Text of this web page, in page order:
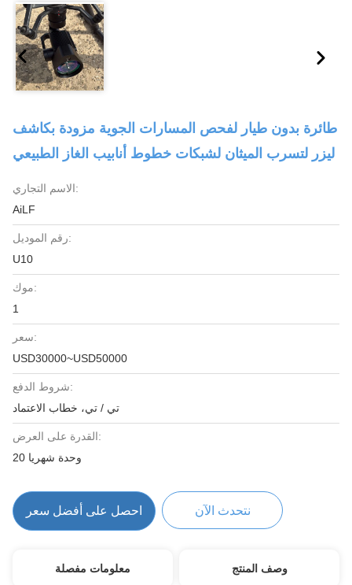
طائرة بدون طيار لفحص المسارات الجوية مزودة بكاشف
ليزر لتسرب الميثان لشبكات خطوط أنابيب الغاز الطبيعي
الاسم التجاري:
AiLF
رقم الموديل:
U10
موك:
1
سعر:
USD30000~USD50000
شروط الدفع:
تي / تي، خطاب الاعتماد
القدرة على العرض:
20 وحدة شهريا
احصل على أفضل سعر نتحدث الآن
معلومات مفصلة وصف المنتج